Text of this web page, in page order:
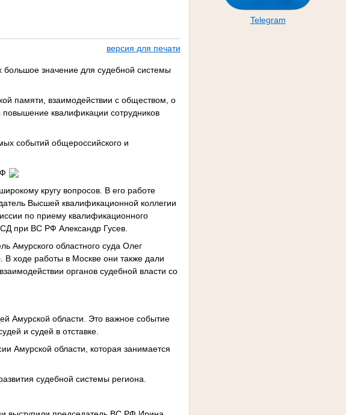
Telegram
версия для печати
значение для судебной системы
памяти, взаимодействии с обществом, о
квалификации сотрудников
событий общероссийского и
кругу вопросов. В его работе
Высшей квалификационной коллегии
по приему квалификационного
при ВС РФ Александр Гусев.
Амурского областного суда Олег
В ходе работы в Москве они также дали
органов судебной власти со
Амурской области. Это важное событие
и судей в отставке.
Амурской области, которая занимается
судебной системы региона.